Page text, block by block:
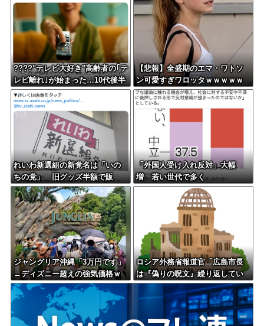
????"テレビ大好き"高齢者の｢テ
レビ離れ｣が始まった…10代後半
～20代の約7割が"ほぼ見ない"
【悲報】全盛期のエマ・ワトソ
ン可愛すぎワロッタｗｗｗｗｗ
ｗｗｗｗ
れいわ新選組の新党名は「いの
ちの党」 旧グッズ半額で販
売 どうなる秘書給与疑惑
「外国人受け入れ反対」大幅
増 若い世代で多く
ジャングリア沖縄「3万円です」
←ディズニー超えの強気価格ｗ
ｗｗ
ロシア外務省報道官「広島市長
は『偽りの呪文』繰り返してい
る」 平和宣言を非難